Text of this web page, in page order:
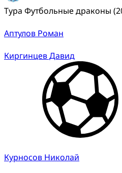
Тура Футбольные драконы
Аптулов Роман
Киргинцев Давид
Курносов Николай